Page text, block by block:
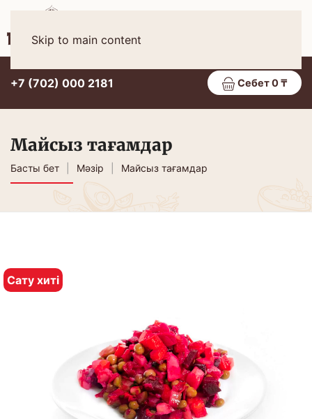
Skip to main content
+7 (702) 000 2181 Себет 0 ₸
Майсыз тағамдар
Басты бет Мәзір Майсыз тағамдар
Сату хиті